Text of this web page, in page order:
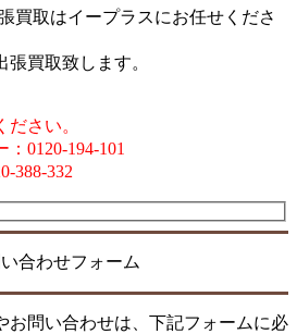
買取はイープラスにお任せくださ
買取致します。
さい。
0120-194-101
388-332
合わせフォーム
お問い合わせは、下記フォームに必